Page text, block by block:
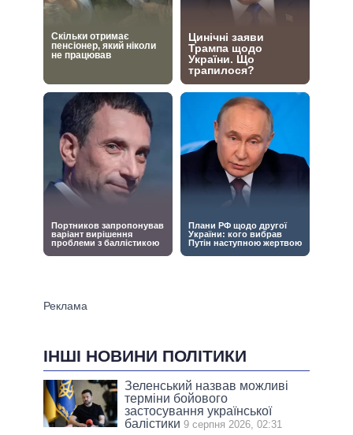
ІНШІ НОВИНИ ПОЛІТИКИ
Зеленський назвав можливі
терміни бойового
застосування української
балістики 9 серпня 2026, 02:31